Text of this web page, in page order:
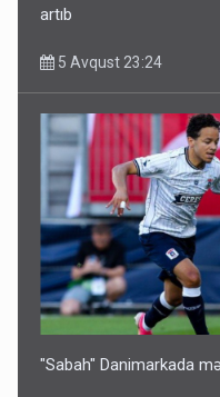
artıb
5 Avqust 23:24
"Sabah" Danimarkada